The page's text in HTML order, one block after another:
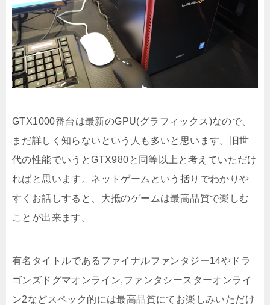
GTX1000番台は最新のGPU(グラフィックス)なので、
まだ詳しく知らないという人も多いと思います。旧世
代の性能でいうとGTX980と同等以上と考えていただけ
ればと思います。ネットゲームという括りでわかりや
すくお話しすると、大抵のゲームは最高品質で楽しむ
ことが出来ます。
有名タイトルであるファイナルファンタジー14やドラ
ゴンズドグマオンライン,ファンタシースターオンライ
ン2などスペック的には最高品質にてお楽しみいただけ